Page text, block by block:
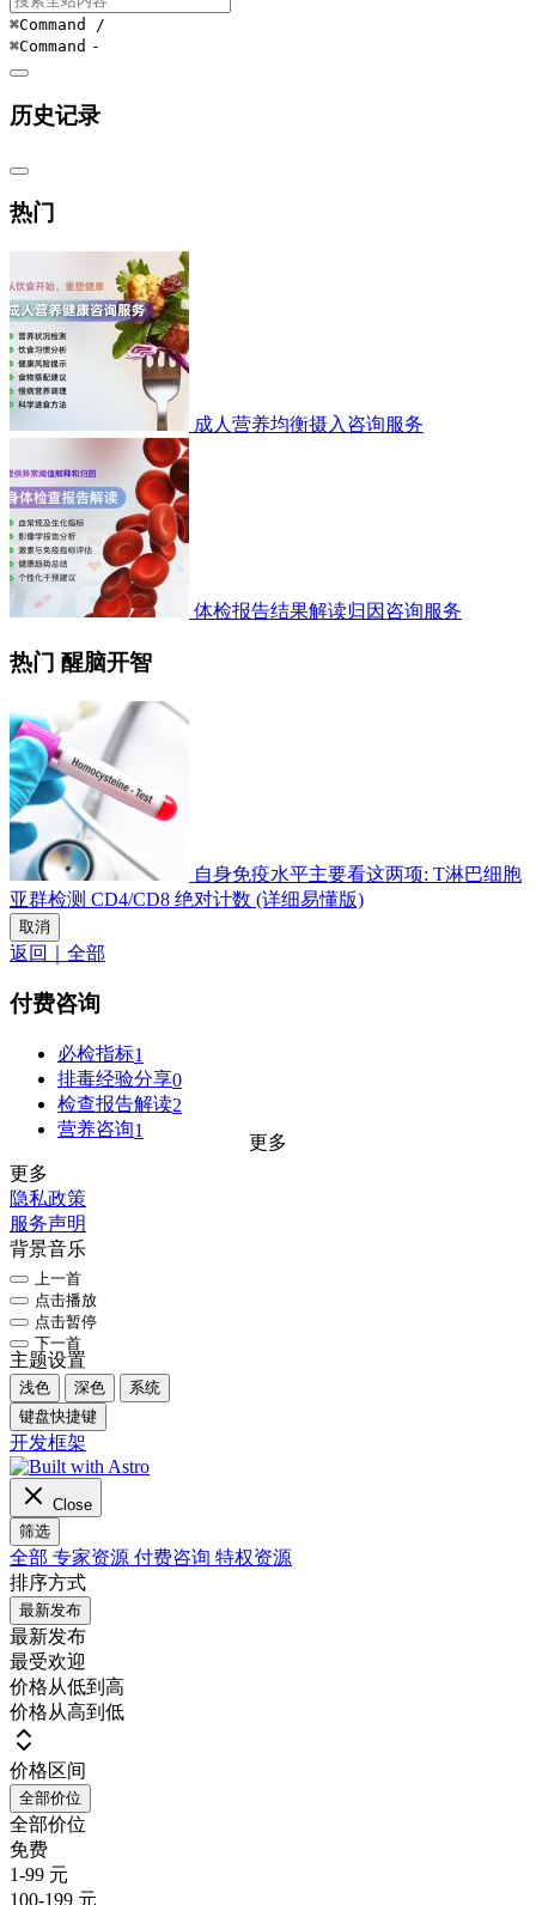
⌘Command /
⌘Command -
历史记录
热门
成人营养均衡摄入咨询服务
体检报告结果解读归因咨询服务
热门 醒脑开智
自身免疫水平主要看这两项: T淋巴细胞
亚群检测 CD4/CD8 绝对计数 (详细易懂版)
取消
返回｜全部
付费咨询
必检指标1
排毒经验分享0
检查报告解读2
营养咨询1
更多
更多
隐私政策
服务声明
背景音乐
上一首
点击播放
点击暂停
下一首
主题设置
浅色 深色
系统
键盘快捷键
开发框架
Close
筛选
全部 专家资源 付费咨询 特权资源
排序方式
最新发布
最新发布
最受欢迎
价格从低到高
价格从高到低
价格区间
全部价位
全部价位
免费
1-99 元
100-199 元